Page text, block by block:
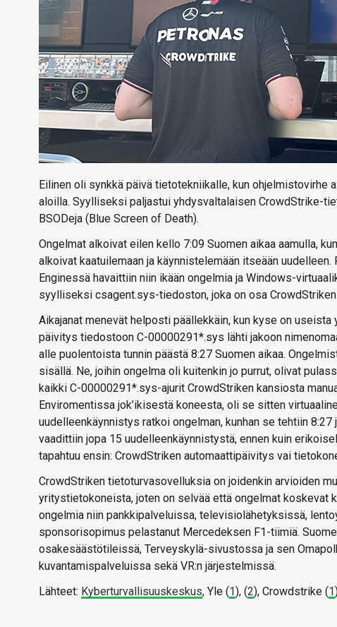
Eilinen oli synkkä päivä tietotekniikalle, kun
aloilla. Syylliseksi paljastui yhdysvaltalaisen CrowdStrike-
BSODeja (Blue Screen of Death).
Ongelmat alkoivat eilen kello 7:09 Suomen aikaa aamulla,
alkoivat kaatuilemaan ja käynnistelemään itseään
Enginessä havaittiin niin ikään ongelmia ja Windows-
syylliseksi csagent.sys-tiedoston, joka on osa
Aikajanat menevät helposti päällekkäin, kun kyse on
päivitys tiedostoon C-00000291*.sys lähti jakoon
alle puolentoista tunnin päästä 8:27 Suomen aikaa.
sisällä. Ne, joihin ongelma oli kuitenkin jo purrut, olivat
kaikki C-00000291*.sys-ajurit CrowdStriken kansiosta
Enviromentissa jok’ikisestä koneesta, oli se sitten
uudelleenkäynnistys ratkoi ongelman, kunhan se tehtiin
vaadittiin jopa 15 uudelleenkäynnistystä, ennen kuin
tapahtuu ensin: CrowdStriken automaattipäivitys vai
CrowdStriken tietoturvasovelluksia on joidenkin arvioiden
yritystietokoneista, joten on selvää että ongelmat koskevat
ongelmia niin pankkipalveluissa, televisiolähetyksissä,
sponsorisopimus pelastanut Mercedeksen F1-tiimiä.
osakesäästötileissä, Terveyskylä-sivustossa ja sen
kuvantamispalveluissa sekä VR:n järjestelmissä.
Lähteet: Kyberturvallisuuskeskus, Yle (1), (2), Crowdstrike (1